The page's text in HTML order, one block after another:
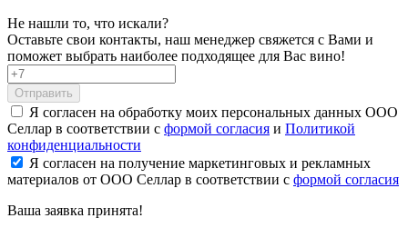
Не нашли то, что искали?
Оставьте свои контакты, наш менеджер свяжется с Вами и
поможет выбрать наиболее подходящее для Вас вино!
Отправить
Я согласен на обработку моих персональных данных ООО
Селлар в соответствии с формой согласия и Политикой
конфиденциальности
Я согласен на получение маркетинговых и рекламных
материалов от ООО Селлар в соответствии с формой согласия
Ваша заявка принята!